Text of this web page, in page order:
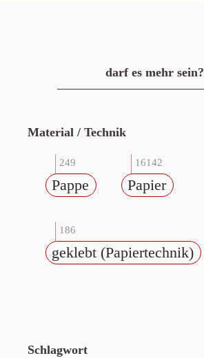
darf es mehr sein?
Material / Technik
249
Pappe
16142
Papier
186
geklebt (Papiertechnik)
Schlagwort